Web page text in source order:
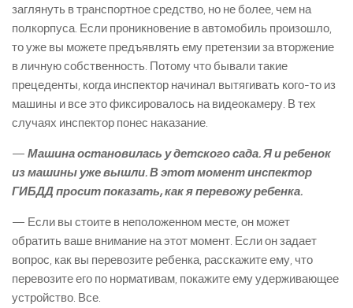
заглянуть в транспортное средство, но не более, чем на
полкорпуса. Если проникновение в автомобиль произошло,
то уже вы можете предъявлять ему претензии за вторжение
в личную собственность. Потому что бывали такие
прецеденты, когда инспектор начинал вытягивать кого-то из
машины и все это фиксировалось на видеокамеру. В тех
случаях инспектор понес наказание.
— Машина остановилась у детского сада. Я и ребенок
из машины уже вышли. В этот момент инспектор
ГИБДД просит показать, как я перевожу ребенка.
— Если вы стоите в неположенном месте, он может
обратить ваше внимание на этот момент. Если он задает
вопрос, как вы перевозите ребенка, расскажите ему, что
перевозите его по нормативам, покажите ему удерживающее
устройство. Все.